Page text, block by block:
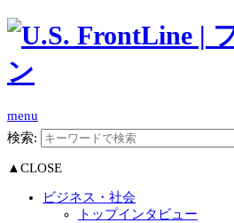
menu
検索:
▲CLOSE
ビジネス・社会
トップインタビュー